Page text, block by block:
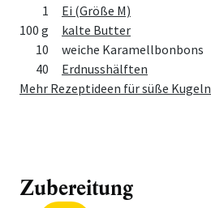
1
Ei (Größe M)
100 g
kalte Butter
10
weiche Karamellbonbons
40
Erdnusshälften
Mehr Rezeptideen für süße Kugeln
Zubereitung